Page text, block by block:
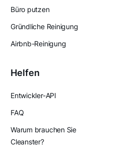
Büro putzen
Gründliche Reinigung
Airbnb-Reinigung
Helfen
Entwickler-API
FAQ
Warum brauchen Sie
Cleanster?